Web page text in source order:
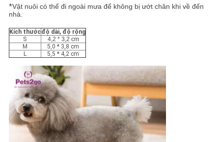
*Vật nuôi có thể đi ngoài mưa để không bị ướt chân khi về đến
nhà.
Kích thướcđộ dài, độ rộng
S
4,2 * 3,2 cm
M
5,0 * 3,8 cm
L
5,5 * 4,2 cm